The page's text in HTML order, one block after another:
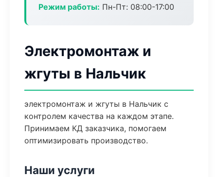
Режим работы: Пн-Пт: 08:00-17:00
Электромонтаж и
жгуты в Нальчик
электромонтаж и жгуты в Нальчик с
контролем качества на каждом этапе.
Принимаем КД заказчика, помогаем
оптимизировать производство.
Наши услуги